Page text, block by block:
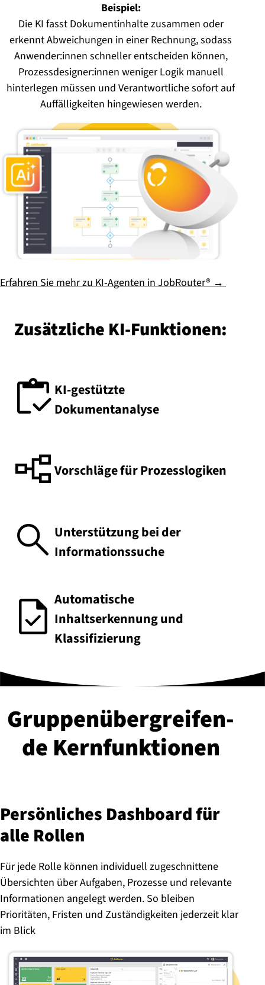
Beispiel:
Die KI fasst Dokumentinhalte zusammen oder
erkennt Abweichungen in einer Rechnung, sodass
Anwender:innen schneller entscheiden können,
Prozessdesigner:innen weniger Logik manuell
hinterlegen müssen und Verantwortliche sofort auf
Auffälligkeiten hingewiesen werden.
Erfahren Sie mehr zu KI-Agenten in JobRouter® →
Zu­sätz­li­che KI-Funk­tio­nen:
KI-gestützte
Dokumentanalyse
Vorschläge für Prozesslogiken
Unterstützung bei der
Informationssuche
Automatische
Inhaltserkennung und
Klassifizierung
Grup­pen­über­grei­fen­
de Kern­funk­tio­nen
Per­sön­li­ches Dashboard für
alle Rollen
Für jede Rolle können individuell zugeschnittene
Übersichten über Aufgaben, Prozesse und relevante
Informationen angelegt werden. So bleiben
Prioritäten, Fristen und Zuständigkeiten jederzeit klar
im Blick